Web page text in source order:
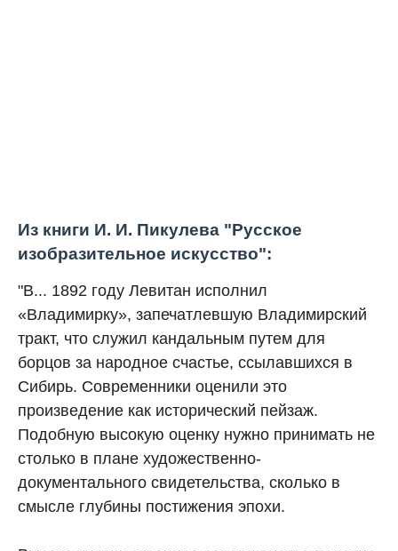
Из книги И. И. Пикулева "Русское
изобразительное искусство":
"В... 1892 году Левитан исполнил
«Владимирку», запечатлевшую Владимирский
тракт, что служил кандальным путем для
борцов за народное счастье, ссылавшихся в
Сибирь. Современники оценили это
произведение как исторический пейзаж.
Подобную высокую оценку нужно принимать не
столько в плане художественно-
документального свидетельства, сколько в
смысле глубины постижения эпохи.